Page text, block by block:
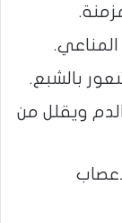
بالشبع.
ويقلل من